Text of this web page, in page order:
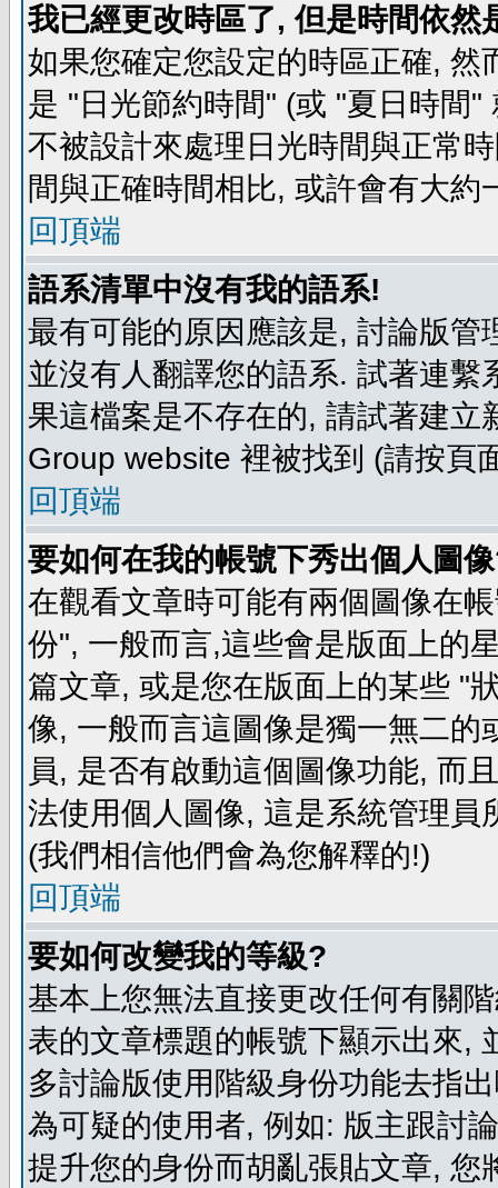
我已經更改時區了, 但是時間依然
如果您確定您設定的時區正確,
是 "日光節約時間" (或 "夏日時間
不被設計來處理日光時間與正常
間與正確時間相比, 或許會有大約
回頂端
語系清單中沒有我的語系!
最有可能的原因應該是, 討論版
並沒有人翻譯您的語系. 試著連
果這檔案是不存在的, 請試著建
Group website 裡被找到 (請按頁
回頂端
要如何在我的帳號下秀出個人圖
在觀看文章時可能有兩個圖像在
份", 一般而言,這些會是版面上的
篇文章, 或是您在版面上的某些 "
像, 一般而言這圖像是獨一無二
員, 是否有啟動這個圖像功能, 而
法使用個人圖像, 這是系統管理
(我們相信他們會為您解釋的!)
回頂端
要如何改變我的等級?
基本上您無法直接更改任何有關
表的文章標題的帳號下顯示出來,
多討論版使用階級身份功能去指
為可疑的使用者, 例如: 版主跟討
提升您的身份而胡亂張貼文章,